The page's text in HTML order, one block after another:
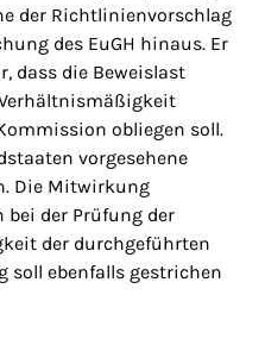
der Richtlinienvorschlag
des EuGH hinaus. Er
dass die Beweislast
obliegen soll.
vorgesehene
Die Mitwirkung
der Prüfung der
der durchgeführten
ebenfalls gestrichen